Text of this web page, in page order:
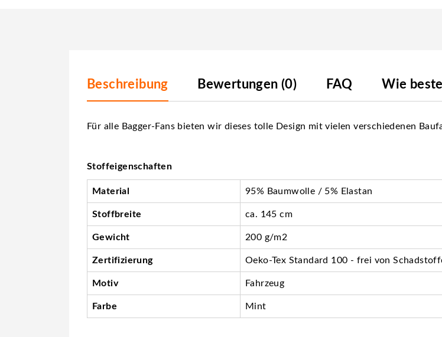
Beschreibung Bewertungen (0) FAQ Wie
Für alle Bagger-Fans bieten wir dieses tolle Design mit vielen verschiedenen
Stoffeigenschaften
Material 95% Baumwolle / 5% Elastan
Stoffbreite ca. 145 cm
Gewicht 200 g/m2
Zertifizierung Oeko-Tex Standard 100 - frei von
Motiv Fahrzeug
Farbe Mint